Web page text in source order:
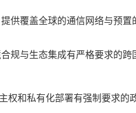
供覆盖全球的通信网络与预置
规与生态集成有严格要求的跨
权和私有化部署有强制要求的